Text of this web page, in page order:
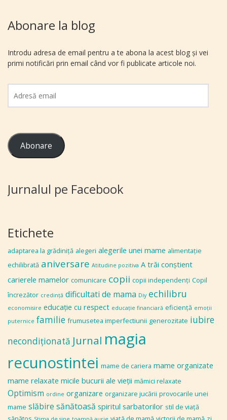
Abonare la blog
Introdu adresa de email pentru a te abona la acest blog și vei
primi notificări prin email când vor fi publicate articole noi.
email
Abonare
Jurnalul pe Facebook
Etichete
adaptarea la grădiniţă alegeri alegerile unei mame alimentaţie
echilibrată aniversare Atitudine pozitiva A trăi conștient
carierele mamelor comunicare copii copii independenţi Copil
încrezător credinţă dificultati de mama Diy echilibru
economisire educaţie cu respect educaţie financiară eficiență emoţii
puternice familie frumusetea imperfectiunii generozitate iubire
necondiţionată Jurnal magia
recunostintei mame de cariera mame organizate
mame relaxate micile bucurii ale vieţii mămici relaxate
Optimism ordine organizare organizare jucării provocarile unei
mame slăbire sănătoasă spiritul sarbatorilor stil de viaţă